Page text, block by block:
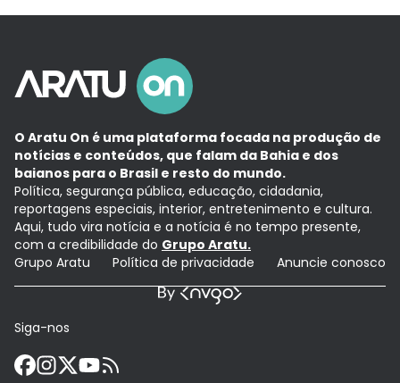
O Aratu On é uma plataforma focada na produção de
notícias e conteúdos, que falam da Bahia e dos
baianos para o Brasil e resto do mundo.
Política, segurança pública, educação, cidadania,
reportagens especiais, interior, entretenimento e cultura.
Aqui, tudo vira notícia e a notícia é no tempo presente,
com a credibilidade do Grupo Aratu.
Grupo Aratu
Política de privacidade Anuncie conosco
Siga-nos